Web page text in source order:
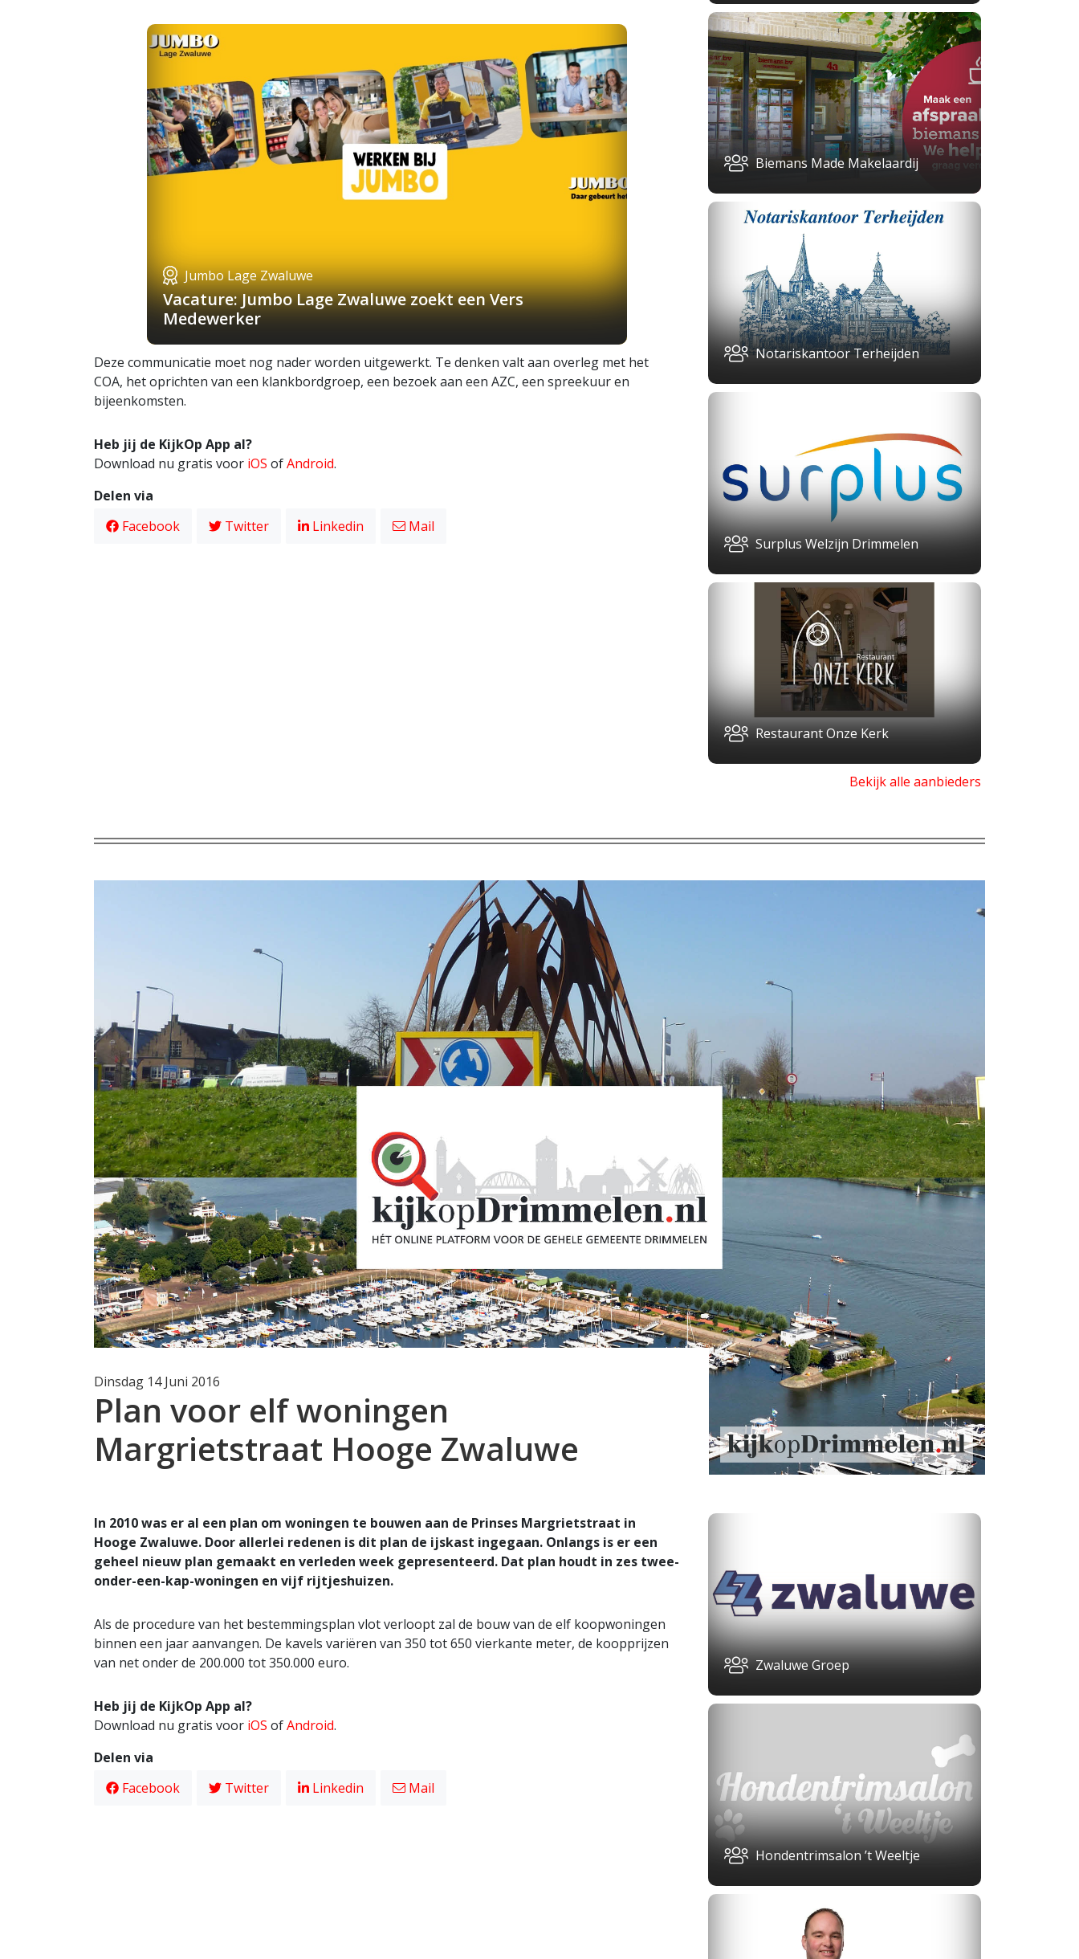
Jumbo Lage Zwaluwe
Vacature: Jumbo Lage Zwaluwe zoekt een Vers
Medewerker
Deze communicatie moet nog nader worden uitgewerkt. Te denken valt aan overleg met het
COA, het oprichten van een klankbordgroep, een bezoek aan een AZC, een spreekuur en
bijeenkomsten.
Heb jij de KijkOp App al?
Download nu gratis voor iOS ofAndroid.
Delen via
Facebook
Twitter Linkedin Mail
Biemans Made Makelaardij
Notariskantoor Terheijden
Surplus Welzijn Drimmelen
Restaurant Onze Kerk
Bekijk alle aanbieders
Dinsdag 14 Juni 2016
Plan voor elf woningen
Margrietstraat Hooge Zwaluwe
In 2010 was er al een plan om woningen te bouwen aan de Prinses Margrietstraat in
Hooge Zwaluwe. Door allerlei redenen is dit plan de ijskast ingegaan. Onlangs is er een
geheel nieuw plan gemaakt en verleden week gepresenteerd. Dat plan houdt in zes twee-
onder-een-kap-woningen en vijf rijtjeshuizen.
Als de procedure van het bestemmingsplan vlot verloopt zal de bouw van de elf koopwoningen
binnen een jaar aanvangen. De kavels variëren van 350 tot 650 vierkante meter, de koopprijzen
van net onder de 200.000 tot 350.000 euro.
Heb jij de KijkOp App al?
Download nu gratis voor iOS ofAndroid.
Delen via
Facebook
Twitter Linkedin Mail
Zwaluwe Groep
Hondentrimsalon ’t Weeltje